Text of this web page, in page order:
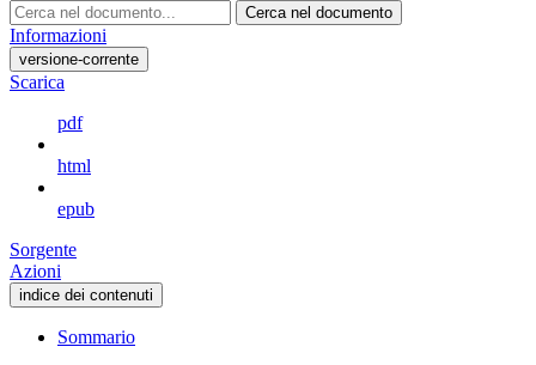
Cerca nel documento
Informazioni
versione-corrente
Scarica
pdf
html
epub
Sorgente
Azioni
indice dei contenuti
Sommario